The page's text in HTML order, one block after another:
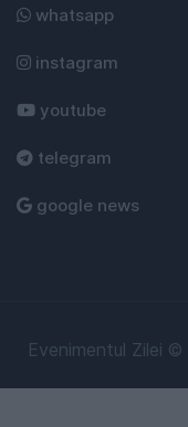
whatsapp
instagram
youtube
telegram
google news
Evenimentul Zilei